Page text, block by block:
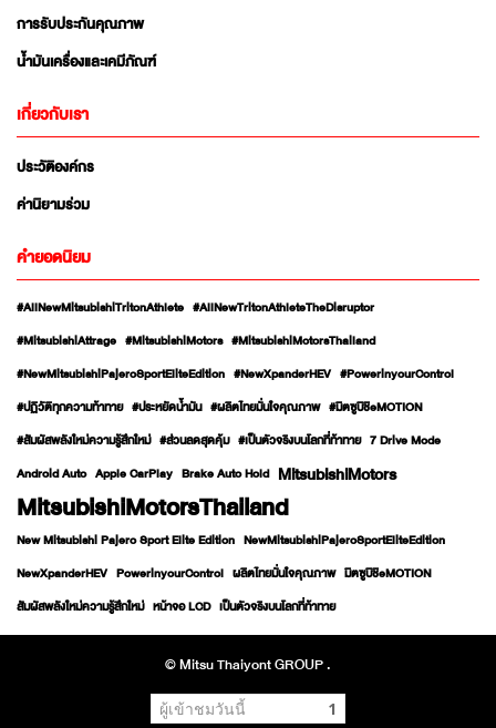
การรับประกันคุณภาพ
น้ำมันเครื่องและเคมีภัณฑ์
เกี่ยวกับเรา
ประวัติองค์กร
ค่านิยามร่วม
คำยอดนิยม
#AllNewMitsubishiTritonAthlete #AllNewTritonAthleteTheDisruptor
#MitsubishiAttrage #MitsubishiMotors #MitsubishiMotorsThailand
#NewMitsubishiPajeroSportEliteEdition #NewXpanderHEV #PowerinyourControl
#ปฏิวัติทุกความท้าทาย #ประหยัดน้ำมัน #ผลิตไทยมั่นใจคุณภาพ #มิตซูบิชิeMOTION
#สัมผัสพลังใหม่ความรู้สึกใหม่ #ส่วนลดสุดคุ้ม #เป็นตัวจริงบนโลกที่ท้าทาย 7 Drive Mode
Android Auto Apple CarPlay Brake Auto Hold MitsubishiMotors
MitsubishiMotorsThailand
New Mitsubishi Pajero Sport Elite Edition NewMitsubishiPajeroSportEliteEdition
NewXpanderHEV PowerinyourControl ผลิตไทยมั่นใจคุณภาพ มิตซูบิชิeMOTION
สัมผัสพลังใหม่ความรู้สึกใหม่ หน้าจอ LCD เป็นตัวจริงบนโลกที่ท้าทาย
© Mitsu Thaiyont GROUP .
ผู้เข้าชมวันนี้ 1